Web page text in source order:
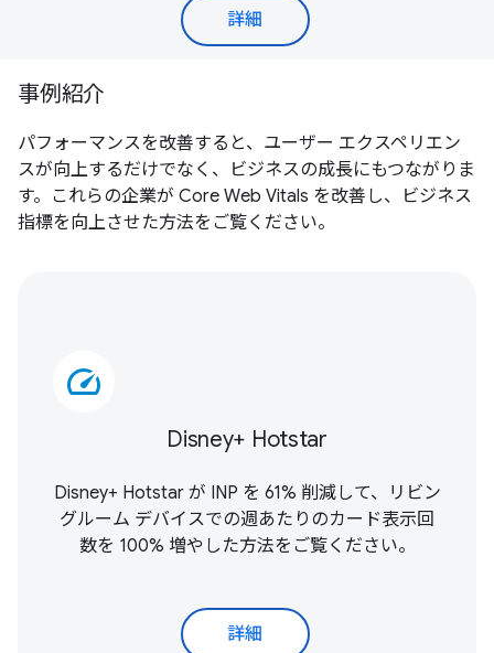
詳細
事例紹介
パフォーマンスを改善すると、ユーザー エクスペリエン
スが向上するだけでなく、ビジネスの成長にもつながりま
す。これらの企業が Core Web Vitals を改善し、ビジネス
指標を向上させた方法をご覧ください。
speed
Disney+ Hotstar
Disney+ Hotstar が INP を 61% 削減して、リビン
グルーム デバイスでの週あたりのカード表示回
数を 100% 増やした方法をご覧ください。
詳細